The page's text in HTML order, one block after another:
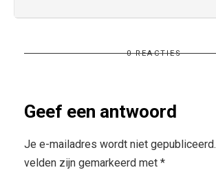
0 REACTIES
Geef een antwoord
Je e-mailadres wordt niet gepubliceerd.
velden zijn gemarkeerd met *